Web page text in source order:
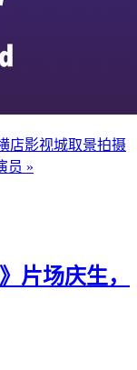
店影视城取景拍摄
员 »
片场庆生，